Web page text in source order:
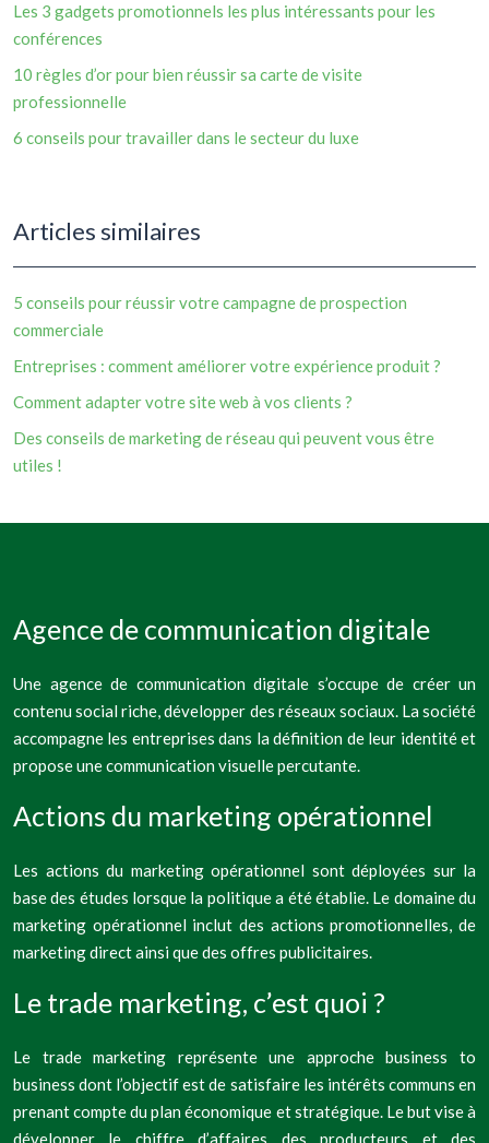
Les 3 gadgets promotionnels les plus intéressants pour les
conférences
10 règles d’or pour bien réussir sa carte de visite
professionnelle
6 conseils pour travailler dans le secteur du luxe
Articles similaires
5 conseils pour réussir votre campagne de prospection
commerciale
Entreprises : comment améliorer votre expérience produit ?
Comment adapter votre site web à vos clients ?
Des conseils de marketing de réseau qui peuvent vous être
utiles !
Agence de communication digitale
Une agence de communication digitale s’occupe de créer un
contenu social riche, développer des réseaux sociaux. La société
accompagne les entreprises dans la définition de leur identité et
propose une communication visuelle percutante.
Actions du marketing opérationnel
Les actions du marketing opérationnel sont déployées sur la
base des études lorsque la politique a été établie. Le domaine du
marketing opérationnel inclut des actions promotionnelles, de
marketing direct ainsi que des offres publicitaires.
Le trade marketing, c’est quoi ?
Le trade marketing représente une approche business to
business dont l’objectif est de satisfaire les intérêts communs en
prenant compte du plan économique et stratégique. Le but vise à
développer le chiffre d’affaires des producteurs et des